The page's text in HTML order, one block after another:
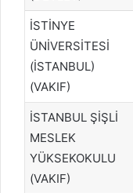
İSTİNYE
ÜNİVERSİTESİ
(İSTANBUL)
(VAKIF)
İSTANBUL ŞİŞLİ
MESLEK
YÜKSEKOKULU
(VAKIF)